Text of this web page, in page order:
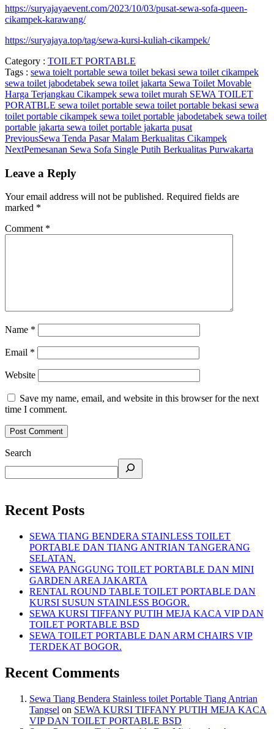
https://suryajayaevent.com/2023/10/03/pusat-sewa-sofa-queen-
cikampek-karawang/
https://suryajaya.top/tag/sewa-kursi-kuliah-cikampek/
Category : TOILET PORTABLE
Tags : sewa toielt portable sewa toilet bekasi sewa toilet cikampek
sewa toilet jabodetabek sewa toilet jakarta Sewa Toilet Movable
Harga Terjangkau Cikampek sewa toilet murah SEWA TOILET
PORATBLE sewa toilet portable sewa toilet portable bekasi sewa
toilet portable cikampek sewa toilet portable jabodetabek sewa toilet
portable jakarta sewa toilet portable jakarta pusat
PreviousSewa Tenda Pasar Malam Berkualitas Cikampek
NextPemesanan Sewa Sofa Single Putih Berkualitas Purwakarta
Leave a Reply
Your email address will not be published. Required fields are
marked *
Comment *
Name *
Email *
Website
Save my name, email, and website in this browser for the next
time I comment.
Search
Recent Posts
SEWA TIANG BENDERA STAINLESS TOILET
PORTABLE DAN TIANG ANTRIAN TANGERANG
SELATAN.
SEWA PANGGUNG TOILET PORTABLE DAN MINI
GARDEN AREA JAKARTA
RENTAL ROUND TABLE TOILET PORTABLE DAN
KURSI SUSUN STAINLESS BOGOR.
SEWA KURSI TIFFANY PUTIH MEJA KACA VIP DAN
TOILET PORTABLE BSD
SEWA TOILET PORTABLE DAN ARM CHAIRS VIP
TERDEKAT BOGOR.
Recent Comments
Sewa Tiang Bendera Stainless toilet Portable Tiang Antrian
Tangsel on SEWA KURSI TIFFANY PUTIH MEJA KACA
VIP DAN TOILET PORTABLE BSD